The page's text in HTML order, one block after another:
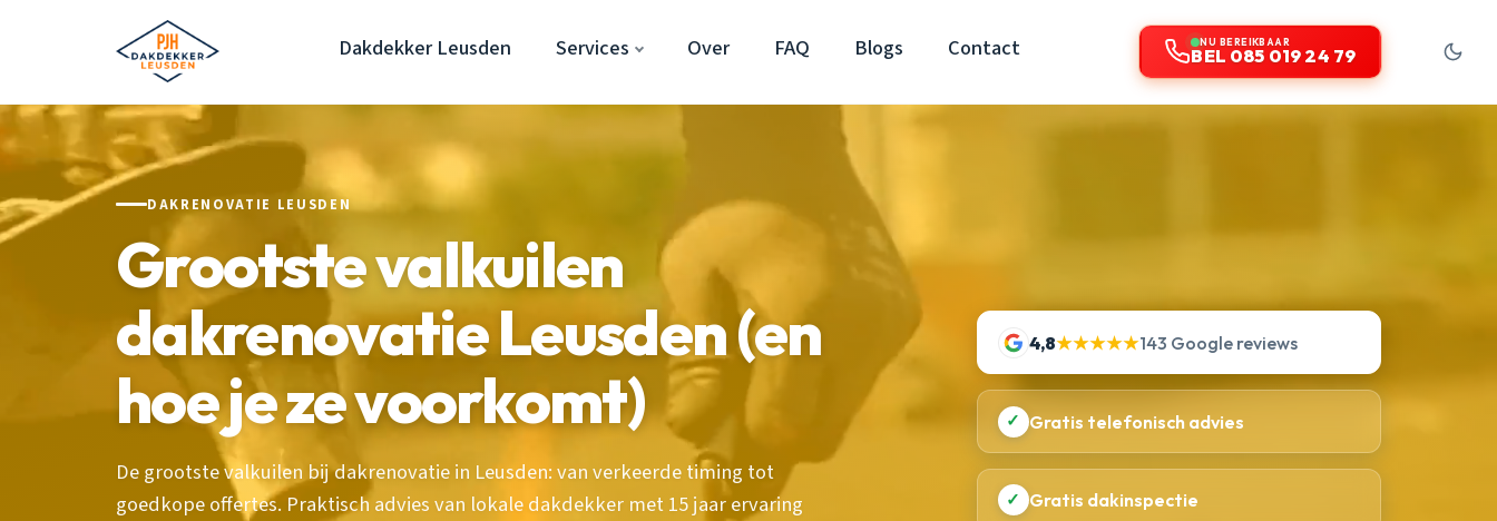
Dakdekker Leusden Services Over FAQ Blogs Contact NU BEREIKBAAR
BEL 085 019 24 79
DAKRENOVATIE LEUSDEN
Grootste valkuilen
dakrenovatie Leusden (en
hoe je ze voorkomt)
De grootste valkuilen bij dakrenovatie in Leusden: van verkeerde timing tot
goedkope offertes. Praktisch advies van lokale dakdekker met 15 jaar ervaring
4,8★★★★★143 Google reviews
✓ Gratis telefonisch advies
✓ Gratis dakinspectie